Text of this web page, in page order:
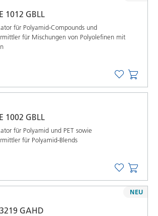
1012 GBLL
für Polyamid-Compounds und
für Mischungen von Polyolefinen mit
1002 GBLL
für Polyamid und PET sowie
für Polyamid-Blends
GAHD
NEU